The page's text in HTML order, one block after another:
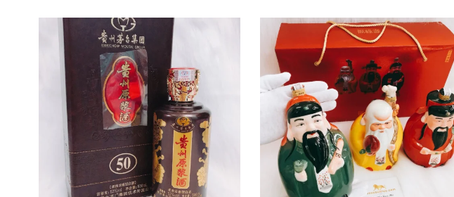
Ảnh đại diện Mao Đài Phi Thiên
Zodiac